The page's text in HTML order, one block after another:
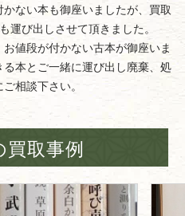
ない本も御座いましたが、買取
運び出しさせて頂きました。
値段が付かない古本が御座いま
本とご一緒に運び出し廃棄、処
相談下さい。
買取事例